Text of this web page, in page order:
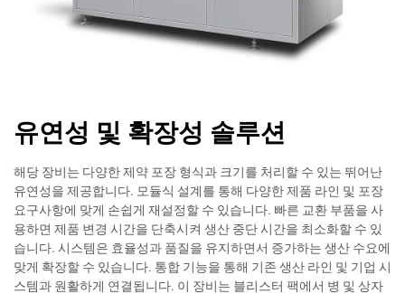
유연성 및 확장성 솔루션
해당 장비는 다양한 제약 포장 형식과 크기를 처리할 수 있는 뛰어난
유연성을 제공합니다. 모듈식 설계를 통해 다양한 제품 라인 및 포장
요구사항에 맞게 손쉽게 재설정할 수 있습니다. 빠른 교환 부품을 사
용하면 제품 변경 시간을 단축시켜 생산 중단 시간을 최소화할 수 있
습니다. 시스템은 효율성과 품질을 유지하면서 증가하는 생산 수요에
맞게 확장할 수 있습니다. 통합 기능을 통해 기존 생산 라인 및 기업 시
스템과 원활하게 연결됩니다. 이 장비는 블리스터 팩에서 병 및 상자